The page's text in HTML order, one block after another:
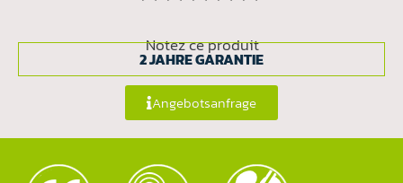
Notez ce produit
2 JAHRE GARANTIE
Angebotsanfrage